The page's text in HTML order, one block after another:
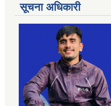
सूचना अधिकारी